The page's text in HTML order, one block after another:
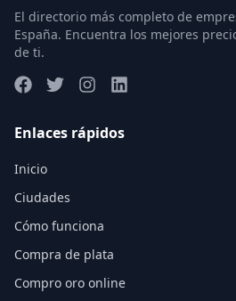
El directorio más completo de
España. Encuentra los mejores
de ti.
Enlaces rápidos
Inicio
Ciudades
Cómo funciona
Compra de plata
Compro oro online